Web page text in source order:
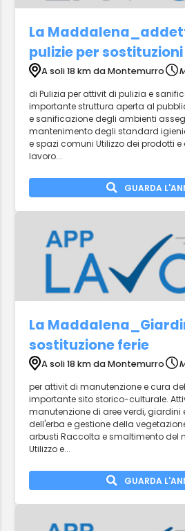
La
pulizie per
A soli 18 km da Montemurro
di Pulizia per attivit di pulizia e
importante struttura aperta al
e sanificazione degli ambienti
mantenimento degli standard
e spazi comuni Utilizzo dei prodotti e
lavoro...
GUARDA
La
sostituzione ferie
A soli 18 km da Montemurro
per attivit di manutenzione e cura
importante sito storico-culturale.
manutenzione di aree verdi, giardini
dell'erba e gestione della
arbusti Raccolta e smaltimento del
Utilizzo e...
GUARDA